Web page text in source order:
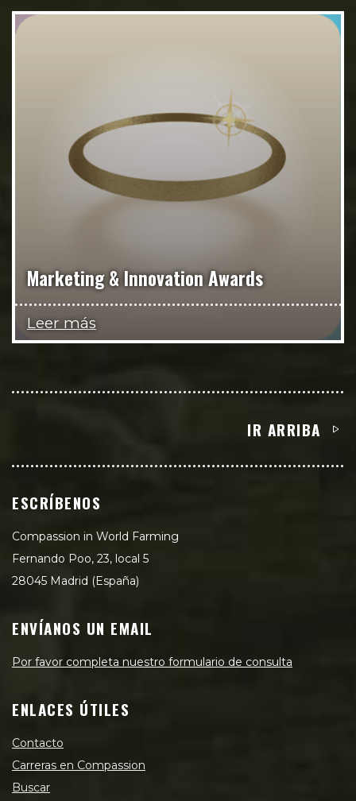
Marketing & Innovation Awards
Leer más
IR ARRIBA
ESCRÍBENOS
Compassion in World Farming
Fernando Poo, 23, local 5
28045 Madrid (España)
ENVÍANOS UN EMAIL
Por favor completa nuestro formulario de consulta
ENLACES ÚTILES
Contacto
Carreras en Compassion
Buscar